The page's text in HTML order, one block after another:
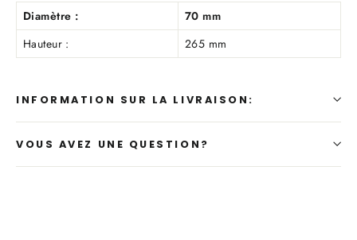
Diamètre :
70 mm
Hauteur :
265 mm
INFORMATION SUR LA LIVRAISON:
VOUS AVEZ UNE QUESTION?